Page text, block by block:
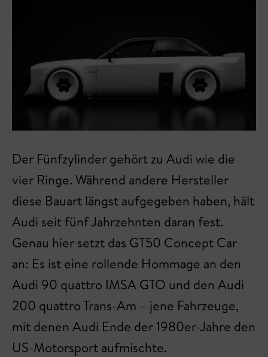
Der Fünfzylinder gehört zu Audi wie die
vier Ringe. Während andere Hersteller
diese Bauart längst aufgegeben haben, hält
Audi seit fünf Jahrzehnten daran fest.
Genau hier setzt das GT50 Concept Car
an: Es ist eine rollende Hommage an den
Audi 90 quattro IMSA GTO und den Audi
200 quattro Trans-Am – jene Fahrzeuge,
mit denen Audi Ende der 1980er-Jahre den
US-Motorsport aufmischte.